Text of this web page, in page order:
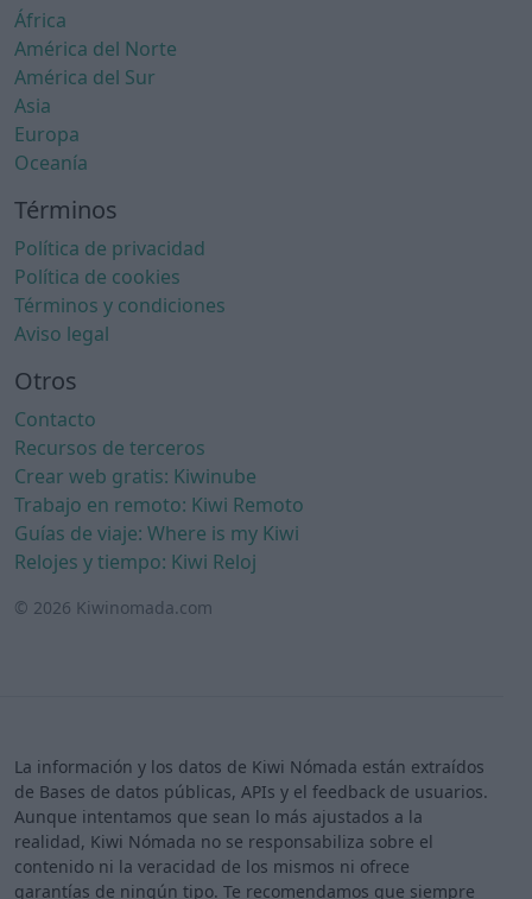
África
América del Norte
América del Sur
Asia
Europa
Oceanía
Términos
Política de privacidad
Política de cookies
Términos y condiciones
Aviso legal
Otros
Contacto
Recursos de terceros
Crear web gratis: Kiwinube
Trabajo en remoto: Kiwi Remoto
Guías de viaje: Where is my Kiwi
Relojes y tiempo: Kiwi Reloj
© 2026 Kiwinomada.com
La información y los datos de Kiwi Nómada están extraídos
de Bases de datos públicas, APIs y el feedback de usuarios.
Aunque intentamos que sean lo más ajustados a la
realidad, Kiwi Nómada no se responsabiliza sobre el
contenido ni la veracidad de los mismos ni ofrece
garantías de ningún tipo. Te recomendamos que siempre